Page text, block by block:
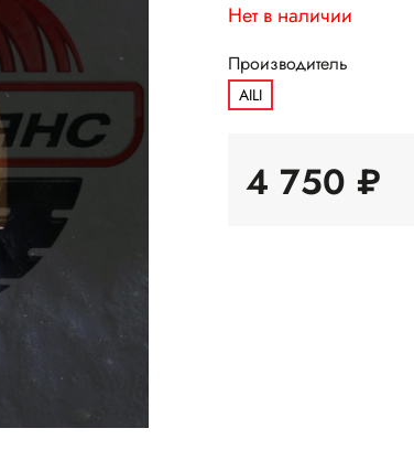
Нет в наличии
Производитель
AILI
4 750 ₽